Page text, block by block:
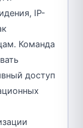
IP-
Команда
доступ